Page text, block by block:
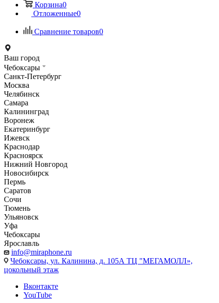
Корзина0
Отложенные0
Сравнение товаров0
Ваш город
Чебоксары
Санкт-Петербург
Москва
Челябинск
Самара
Калининград
Воронеж
Екатеринбург
Ижевск
Краснодар
Красноярск
Нижний Новгород
Новосибирск
Пермь
Саратов
Сочи
Тюмень
Ульяновск
Уфа
Чебоксары
Ярославль
info@miraphone.ru
Чебоксары, ул. Калинина, д. 105А ТЦ "МЕГАМОЛЛ»,
цокольный этаж
Вконтакте
YouTube